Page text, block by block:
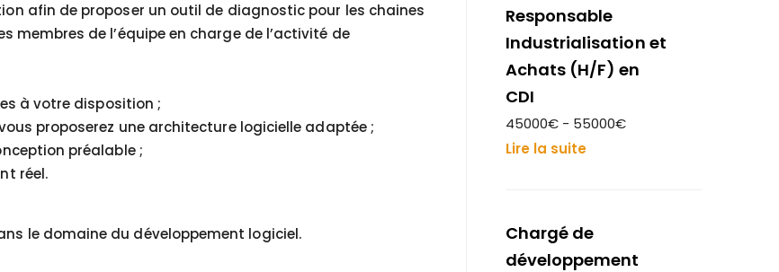
afin de proposer un outil de diagnostic pour les chaines
membres de l’équipe en charge de l’activité de
à votre disposition ;
proposerez une architecture logicielle adaptée ;
préalable ;
réel.
le domaine du développement logiciel.
Responsable
Industrialisation et
Achats (H/F) en
CDI
45000€ - 55000€
Lire la suite
Chargé de
développement